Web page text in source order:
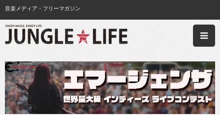
音楽メディア・フリーマガジン